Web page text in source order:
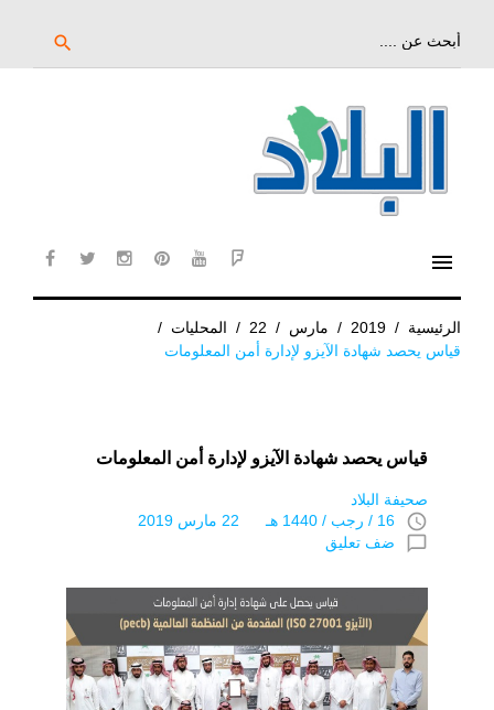
search
menu
الرئيسية /
2019
/ مارس /
22
/ المحليات /
قياس يحصد شهادة الآيزو لإدارة أمن المعلومات
قياس يحصد شهادة الآيزو لإدارة أمن المعلومات
صحيفة البلاد
access_time 16 / رجب / 1440 هـ 22 مارس 2019
chat_bubble_outline ضف تعليق